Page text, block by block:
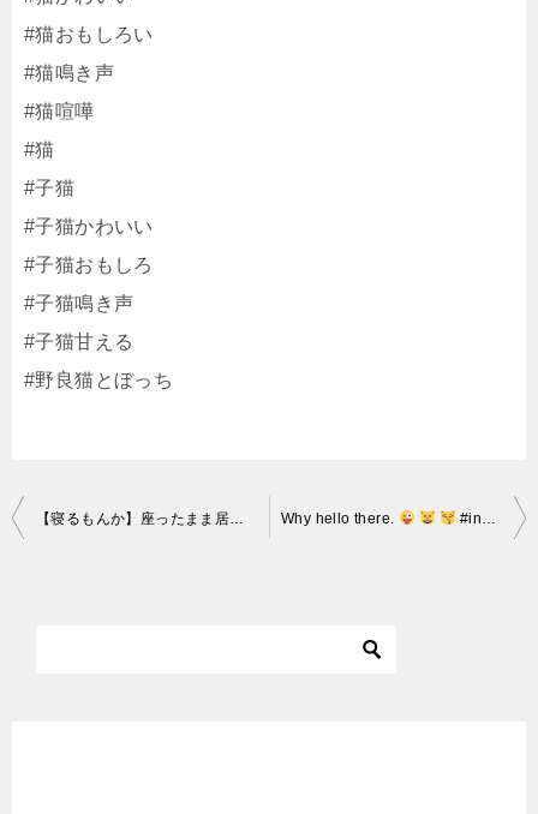
#猫おもしろい
#猫鳴き声
#猫喧嘩
#猫
#子猫
#子猫かわいい
#子猫おもしろ
#子猫鳴き声
#子猫甘える
#野良猫とぼっち
投
【寝るもんか】座ったまま居眠りする子猫がふらふらでかわいい【うとうと】／The kitten is sleeping in a sitting position Why hello there. #instacat #cats #cat #kot #neko #gato #chat #chaton #kitten #ginger #ins